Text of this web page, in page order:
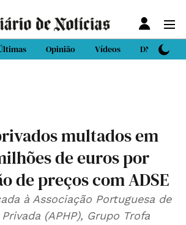
Opinião Vídeos DN Sport
multados em
de euros por
de preços com ADSE
à Associação Portuguesa de
(APHP), Grupo Trofa